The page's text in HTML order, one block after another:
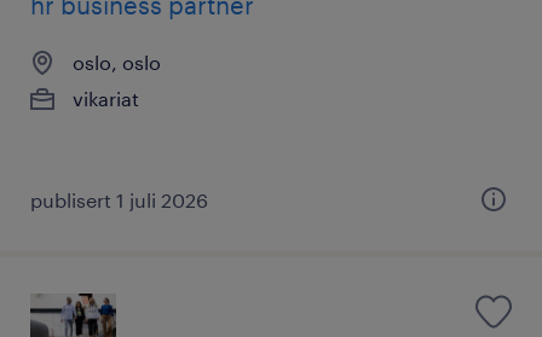
oslo, oslo
vikariat
publisert 1 juli 2026